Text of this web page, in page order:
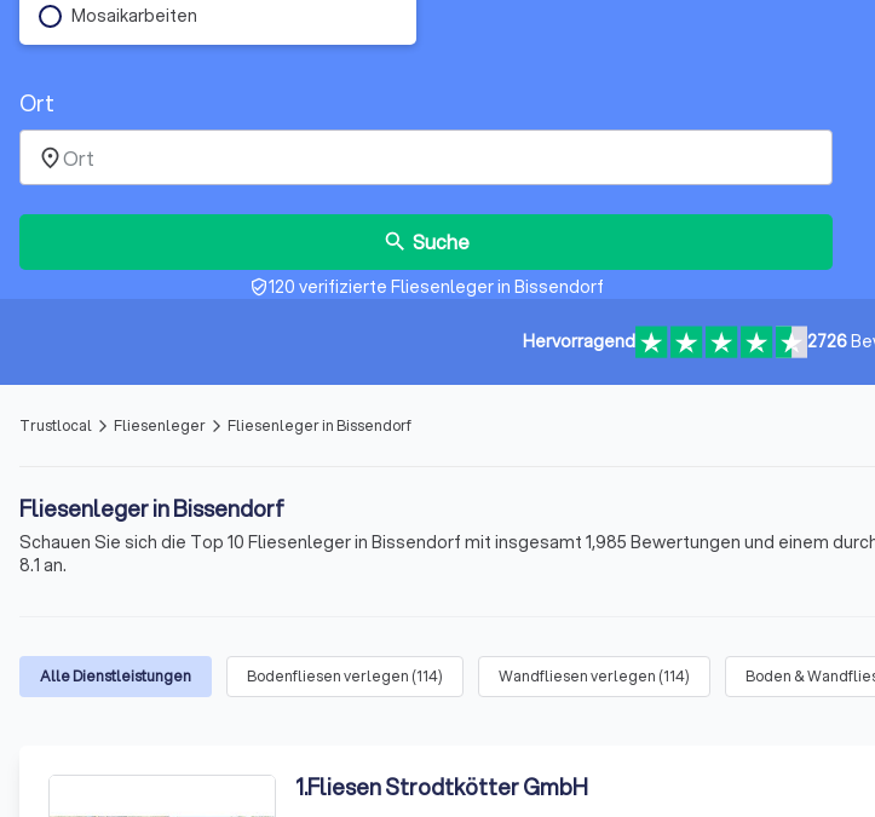
Mosaikarbeiten
Ort
place
search Suche
verified_user120 verifizierte Fliesenleger in Bissendorf
Hervorragend 2726
Trustlocal arrow_forward_ios Fliesenleger arrow_forward_ios Fliesenleger in Bissendorf
Fliesenleger in Bissendorf
Schauen Sie sich die Top 10 Fliesenleger in Bissendorf mit insgesamt 1,985 Bewertungen und einem
8.1 an.
Alle Dienstleistungen Bodenfliesen verlegen (114) Wandfliesen verlegen (114) Boden &
1.Fliesen Strodtkötter GmbH